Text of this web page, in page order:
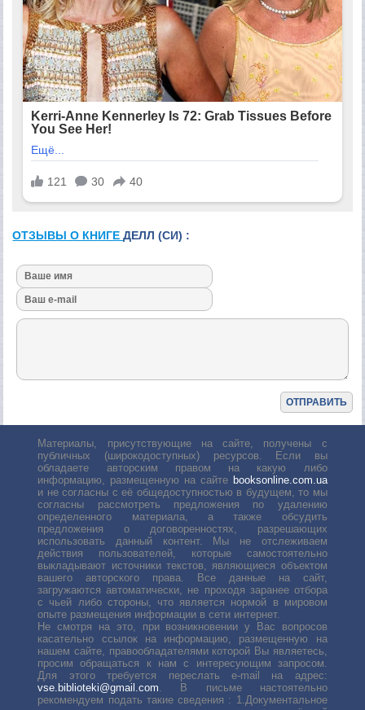
ОТЗЫВЫ О КНИГЕДЕЛЛ (СИ) :
Материалы, присутствующие на сайте, получены с
публичных (широкодоступных) ресурсов. Если вы
обладаете авторским правом на какую либо
информацию, размещенную на сайте booksonline.com.ua
и не согласны с её общедоступностью в будущем, то мы
согласны рассмотреть предложения по удалению
определенного материала, а также обсудить
предложения о договоренностях, разрешающих
использовать данный контент. Мы не отслеживаем
действия пользователей, которые самостоятельно
выкладывают источники текстов, являющиеся объектом
вашего авторского права. Все данные на сайт,
загружаются автоматически, не проходя заранее отбора
с чьей либо стороны, что является нормой в мировом
опыте размещения информации в сети интернет.
Не смотря на это, при возникновении у Вас вопросов
касательно ссылок на информацию, размещенную на
нашем сайте, правообладателями которой Вы являетесь,
просим обращаться к нам с интересующим запросом.
Для этого требуется переслать е-mail на адрес:
vse.biblioteki@gmail.com. В письме настоятельно
рекомендуем подать такие сведения : 1.Документальное